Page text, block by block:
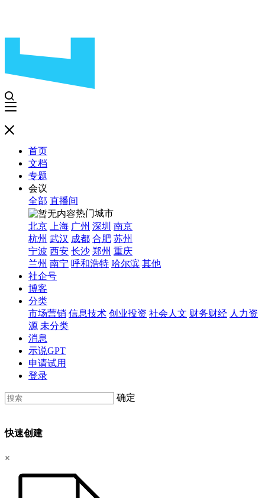
首页
文档
专题
会议
全部 直播间
热门城市
北京
上海 广州 深圳 南京
杭州 武汉 成都 合肥 苏州
宁波 西安 长沙 郑州 重庆
兰州 南宁 呼和浩特 哈尔滨 其他
社企号
博客
分类
市场营销 信息技术 创业投资 社会人文 财务财经 人力资
源 未分类
消息
示说GPT
申请试用
登录
确定
快速创建
×